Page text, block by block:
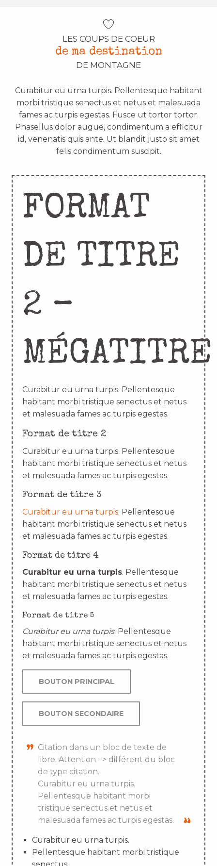
LES COUPS DE COEUR
de ma destination
DE MONTAGNE
Curabitur eu urna turpis. Pellentesque habitant
morbi tristique senectus et netus et malesuada
fames ac turpis egestas. Fusce ut tortor tortor.
Phasellus dolor augue, condimentum a efficitur
id, venenatis quis ante. Ut blandit justo sit amet
felis condimentum suscipit.
FORMAT
DE TITRE
2 –
MÉGATITRE
Curabitur eu urna turpis. Pellentesque
habitant morbi tristique senectus et netus
et malesuada fames ac turpis egestas.
Format de titre 2
Curabitur eu urna turpis. Pellentesque
habitant morbi tristique senectus et netus
et malesuada fames ac turpis egestas.
Format de titre 3
Curabitur eu urna turpis. Pellentesque
habitant morbi tristique senectus et netus
et malesuada fames ac turpis egestas.
Format de titre 4
Curabitur eu urna turpis. Pellentesque
habitant morbi tristique senectus et netus
et malesuada fames ac turpis egestas.
Format de titre 5
Curabitur eu urna turpis. Pellentesque
habitant morbi tristique senectus et netus
et malesuada fames ac turpis egestas.
BOUTON PRINCIPAL
BOUTON SECONDAIRE
Citation dans un bloc de texte de
libre. Attention => différent du bloc
de type citation.
Curabitur eu urna turpis.
Pellentesque habitant morbi
tristique senectus et netus et
malesuada fames ac turpis egestas.
Curabitur eu urna turpis.
Pellentesque habitant morbi tristique